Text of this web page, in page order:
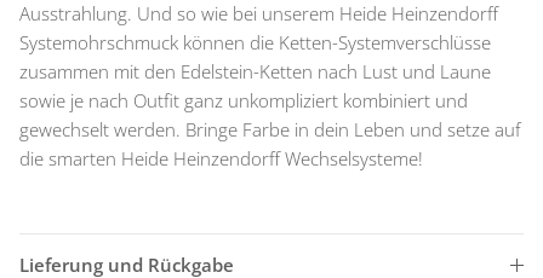
Ausstrahlung. Und so wie bei unserem Heide Heinzendorff
Systemohrschmuck können die Ketten-Systemverschlüsse
zusammen mit den Edelstein-Ketten nach Lust und Laune
sowie je nach Outfit ganz unkompliziert kombiniert und
gewechselt werden. Bringe Farbe in dein Leben und setze auf
die smarten Heide Heinzendorff Wechselsysteme!
Lieferung und Rückgabe